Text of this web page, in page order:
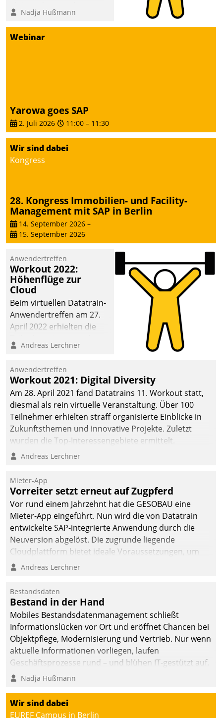
methodisch
Vernetzungsideen fürs
Quartier. Dazwischen
Nadja Hußmann
Webinar
Yarowa goes SAP
2. Juli 2026 11:00 – 11:30
Wir sind dabei
Kongress
28. Kongress Immobilien- und Facility-
Management mit SAP in Berlin
14. September 2026 –
15. September 2026
Anwendertreffen
Workout 2022:
Höhenflüge zur
Cloud
Beim virtuellen Datatrain-
Anwendertreffen am 27.
April 2022 erhielten die
Teilnehmer kurzweilige
Cloud-Strategien und -
Lösungen mit hohem
Zukunftspotenzial.
Andreas Lerchner
Anwendertreffen
Workout 2021: Digital Diversity
Am 28. April 2021 fand Datatrains 11. Workout statt,
diesmal als rein virtuelle Veranstaltung. Über 100
Teilnehmer erhielten straff organisierte Einblicke in
Zukunftsthemen und innovative Projekte. Zuletzt
wurden die Top-Interessengebiete ermittelt.
Andreas Lerchner
Mieter-App
Vorreiter setzt erneut auf Zugpferd
Vor rund einem Jahrzehnt hat die GESOBAU eine
Mieter-App eingeführt. Nun wird die von Datatrain
entwickelte SAP-integrierte Anwendung durch die
Neuversion abgelöst. Die zugrunde liegende
Cloudplattform bietet ideale Voraussetzungen, um
die Funktionalität der App zu erweitern und weitere
integrieren.
Andreas Lerchner
Bestandsdaten
Bestand in der Hand
Mobiles Bestandsdatenmanagement schließt
Informationslücken vor Ort und eröffnet Chancen bei
Objektpflege, Modernisierung und Vertrieb. Nur wenn
aktuelle Informationen vorliegen, laufen
Geschäftsprozesse rund – und blühen IT-gestützt auf.
Nadja Hußmann
Wir sind dabei
EUREF Campus in Berlin